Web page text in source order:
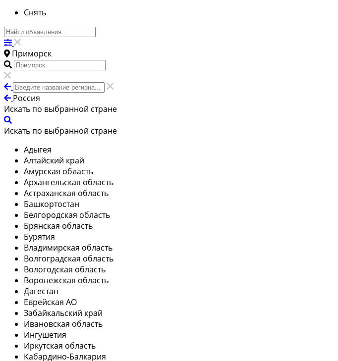
Снять
Приморск
Россия
Искать по выбранной стране
Искать по выбранной стране
Адыгея
Алтайский край
Амурская область
Архангельская область
Астраханская область
Башкортостан
Белгородская область
Брянская область
Бурятия
Владимирская область
Волгоградская область
Вологодская область
Воронежская область
Дагестан
Еврейская АО
Забайкальский край
Ивановская область
Ингушетия
Иркутская область
Кабардино-Балкария